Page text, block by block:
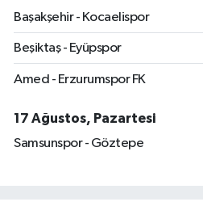
Başakşehir - Kocaelispor
Beşiktaş - Eyüpspor
Amed - Erzurumspor FK
17 Ağustos, Pazartesi
Samsunspor - Göztepe